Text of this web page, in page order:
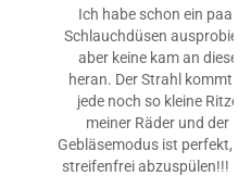
Ich habe schon ein paar
Schlauchdüsen ausprobiert,
aber keine kam an diese
heran. Der Strahl kommt in
jede noch so kleine Ritze
meiner Räder und der
Gebläsemodus ist perfekt,
streifenfrei abzuspülen!!!